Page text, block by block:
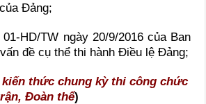
của Đảng;
HD/TW ngày 20/9/2016 của Ban
đề cụ thể thi hành Điều lệ Đảng;
thức chung kỳ thi công chức
Đoàn thể)